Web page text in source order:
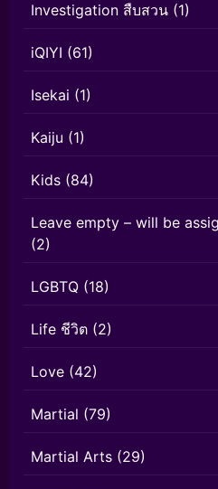
Investigation สืบสวน (1)
iQIYI (61)
Isekai (1)
Kaiju (1)
Kids (84)
Leave empty – will be
(2)
LGBTQ (18)
Life ชีวิต (2)
Love (42)
Martial (79)
Martial Arts (29)